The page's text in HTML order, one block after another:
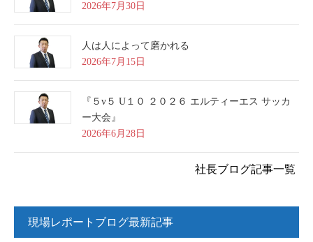
2026年7月30日
人は人によって磨かれる
2026年7月15日
『５v５ U１０ ２０２６ エルティーエス サッカ
ー大会』
2026年6月28日
社長ブログ記事一覧
現場レポートブログ最新記事